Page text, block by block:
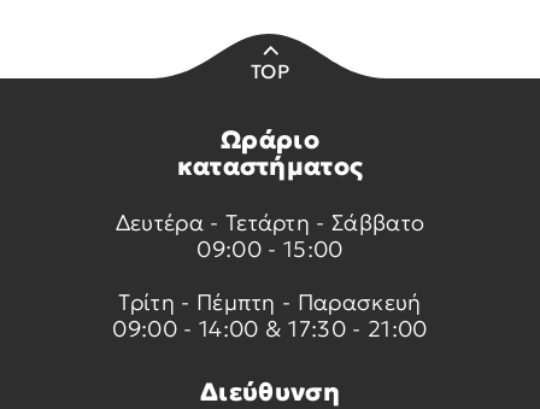
TOP
Ωράριο
καταστήματος
Δευτέρα - Τετάρτη - Σάββατο
09:00 - 15:00
Τρίτη - Πέμπτη - Παρασκευή
09:00 - 14:00 & 17:30 - 21:00
Διεύθυνση